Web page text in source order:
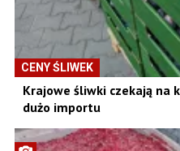
CENY ŚLIWEK
Krajowe śliwki czekają na
dużo importu